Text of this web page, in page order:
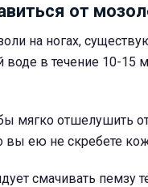
от
на ногах,
воде в течение 10-15
мягко отшелушить
вы ею не скребете
смачивать пемзу